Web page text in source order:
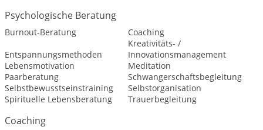
Psychologische Beratung
Burnout-Beratung
Coaching
Entspannungsmethoden
Kreativitäts- /
Innovationsmanagement
Lebensmotivation
Meditation
Paarberatung
Schwangerschaftsbegleitung
Selbstbewusstseinstraining
Selbstorganisation
Spirituelle Lebensberatung
Trauerbegleitung
Coaching